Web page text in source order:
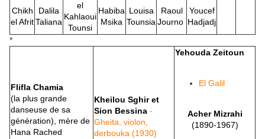
Chikh
el Afrit
Dalila
Taliana
el
Kahlaoui
Tounsi
Habiba
Msika
Louisa
Tounsia
Raoul
Journo
Youcef
Hadjadj
*
Flifla Chamia
(la plus grande
danseuse de sa
génération), mère de
Hana Rached
Kheilou Sghir et
Sion Bessina -
Gheita, violon,
derbouka (1930)
Yehouda Zeitoun
El Galil
Acher Mizrahi
(1890-1967)